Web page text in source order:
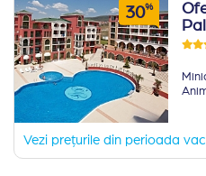
30%
Vezi prețurile din perioada